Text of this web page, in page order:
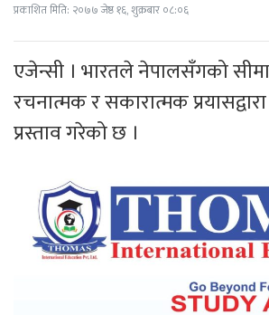
प्रकाशित मिति: २०७७ जेष्ठ १६, शुक्रबार ०८:०६
एजेन्सी । भारतले नेपालसँगको
रचनात्मक र सकारात्मक
प्रस्ताव गरेको छ ।